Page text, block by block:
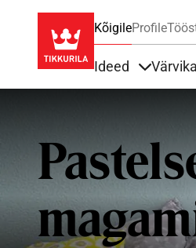
KõigileProfile
Ideed